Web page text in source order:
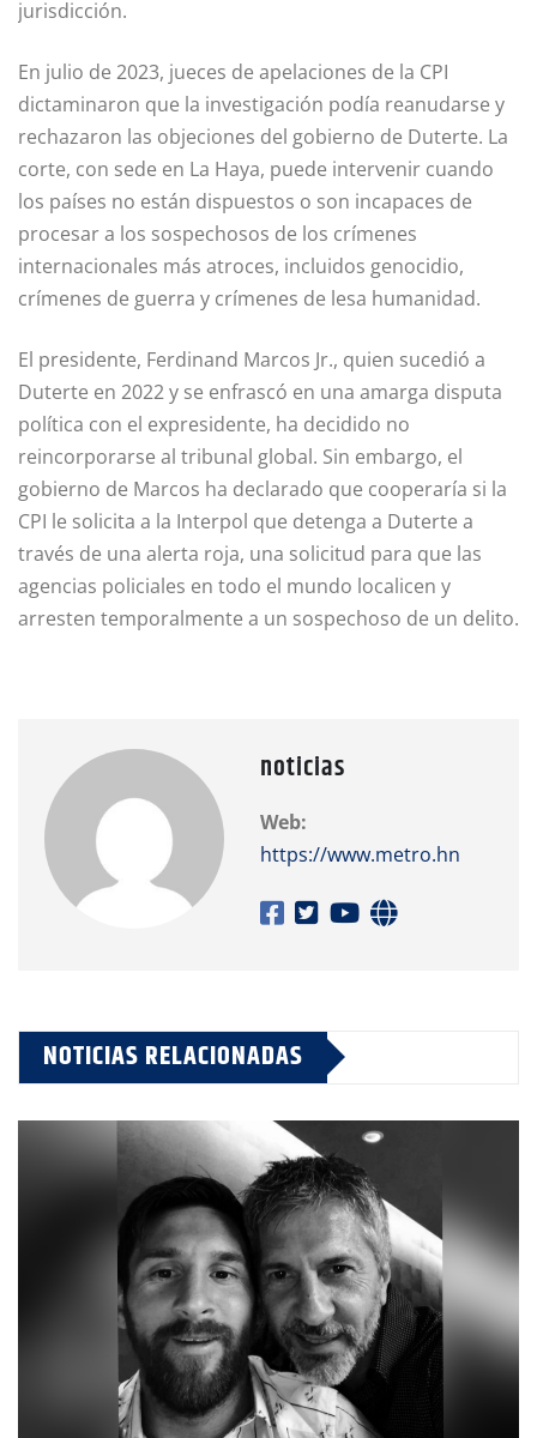
jurisdicción.
En julio de 2023, jueces de apelaciones de la CPI
dictaminaron que la investigación podía reanudarse y
rechazaron las objeciones del gobierno de Duterte. La
corte, con sede en La Haya, puede intervenir cuando
los países no están dispuestos o son incapaces de
procesar a los sospechosos de los crímenes
internacionales más atroces, incluidos genocidio,
crímenes de guerra y crímenes de lesa humanidad.
El presidente, Ferdinand Marcos Jr., quien sucedió a
Duterte en 2022 y se enfrascó en una amarga disputa
política con el expresidente, ha decidido no
reincorporarse al tribunal global. Sin embargo, el
gobierno de Marcos ha declarado que cooperaría si la
CPI le solicita a la Interpol que detenga a Duterte a
través de una alerta roja, una solicitud para que las
agencias policiales en todo el mundo localicen y
arresten temporalmente a un sospechoso de un delito.
noticias
Web:
https://www.metro.hn
NOTICIAS RELACIONADAS